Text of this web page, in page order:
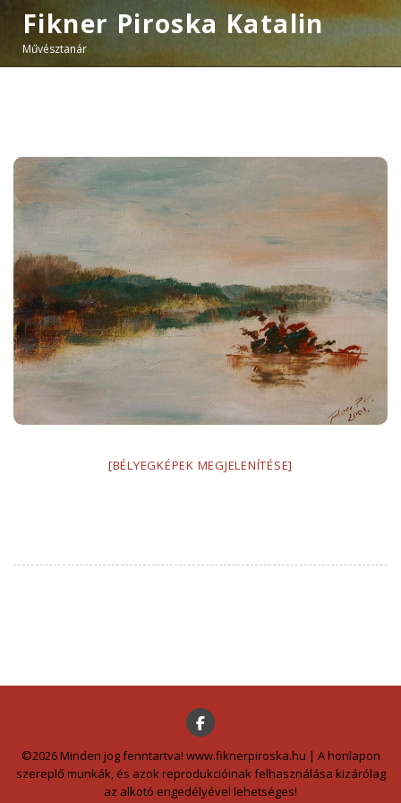
Fikner Piroska Katalin
Művésztanár
[BÉLYEGKÉPEK MEGJELENÍTÉSE]
©2026 Minden jog fenntartva! www.fiknerpiroska.hu | A honlapon
szereplő munkák, és azok reprodukcióinak felhasználása kizárólag
az alkotó engedélyével lehetséges!